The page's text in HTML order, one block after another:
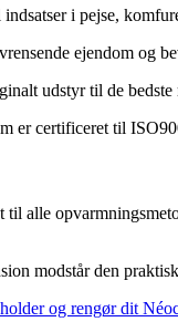
i pejse,
ejendom og
udstyr til de
er certificeret til
til alle
modstår den
og rengør dit